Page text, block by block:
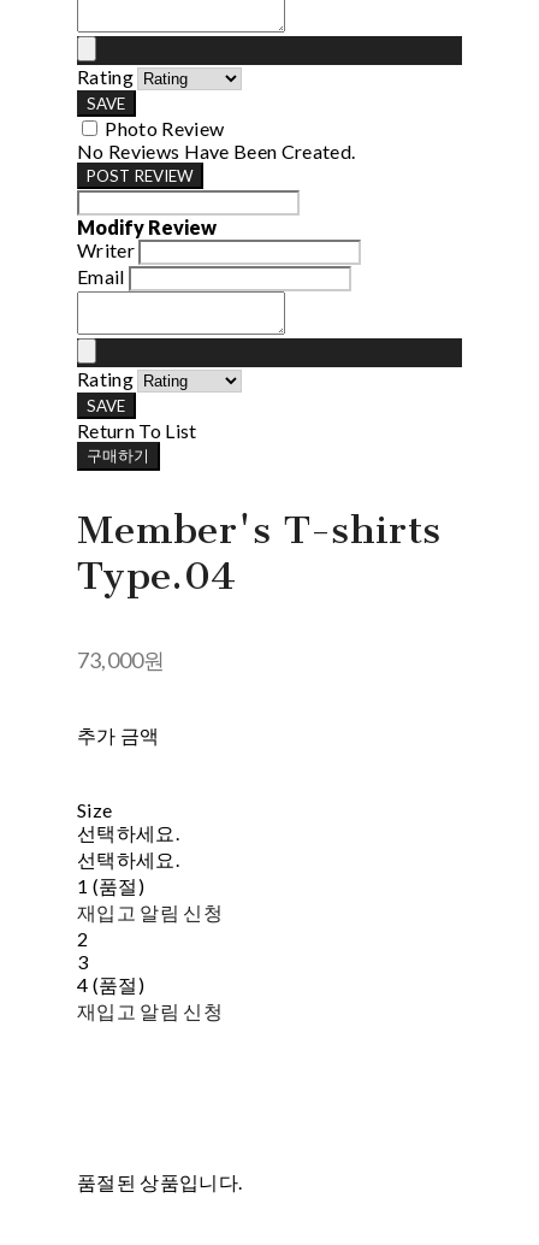
Rating
SAVE
Photo Review
No Reviews Have Been Created.
POST REVIEW
Modify Review
Writer
Email
Rating
SAVE
Return To List
구매하기
Member's T-shirts
Type.04
73,000원
추가 금액
Size
선택하세요.
선택하세요.
1 (품절)
재입고 알림 신청
2
3
4 (품절)
재입고 알림 신청
품절된 상품입니다.